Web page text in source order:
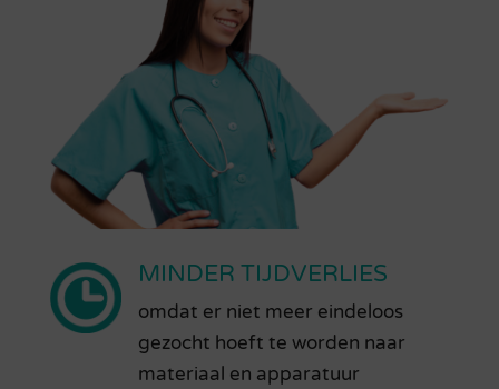
MINDER TIJDVERLIES
omdat er niet meer eindeloos
gezocht hoeft te worden naar
materiaal en apparatuur